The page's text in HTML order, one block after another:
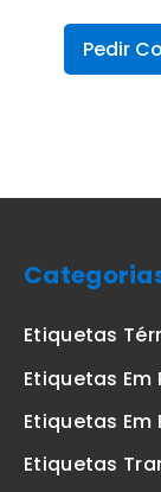
Pedir
Etiquetas
Etiquetas Em
Etiquetas
Etiquetas